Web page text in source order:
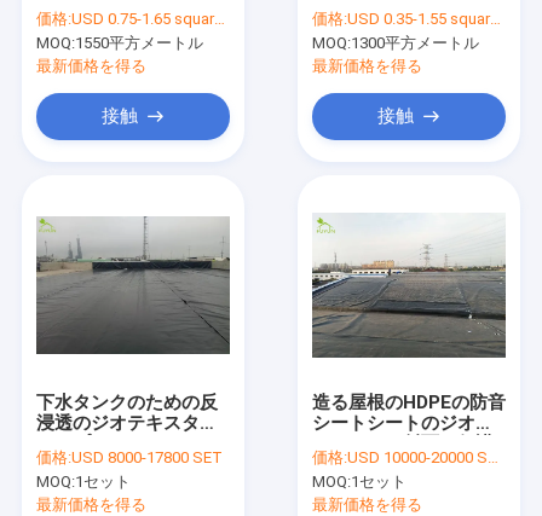
品質管理
私達に連絡しなさい
引用を要求しなさい
News
ジオテックの生地
複合ジオメンブレン
不織布 ジオテキスタイルの生地
安定洪水の堤防カバー
価格:USD 0.75-1.65 square meters
MOQ:1550平方メートル
最新価格を得る
接触
点を置く
価格:USD 0.35-1.55 square meters
MOQ:1300平方メートル
最新価格を得る
接触
下水タンクのための反
浸透のジオテキスタイ
2.0mmのHDPEの防音
シートの池はさみ金
価格:USD 8000-17800 SET
MOQ:1セット
最新価格を得る
造る屋根のHDPEの防音
シートシートのジオテ
プロジェクト
価格:USD 10000-20000 SET
MOQ:1セット
最新価格を得る